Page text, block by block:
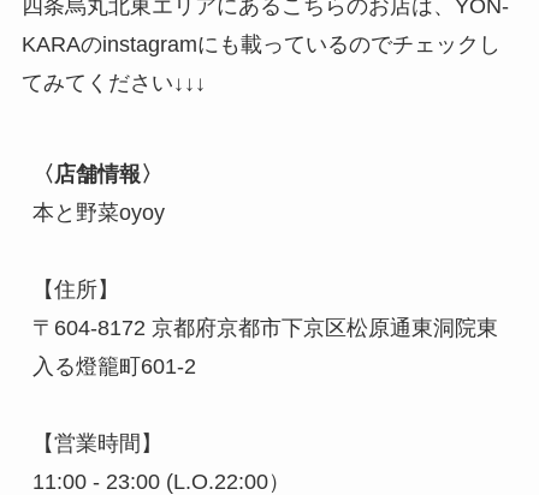
四条烏丸北東エリアにあるこちらのお店は、YON-
KARAのinstagramにも載っているのでチェックし
てみてください↓↓↓
〈店舗情報〉
本と野菜oyoy
【住所】
〒604-8172 京都府京都市下京区松原通東洞院東
入る燈籠町601-2
【営業時間】
11:00 - 23:00 (L.O.22:00）